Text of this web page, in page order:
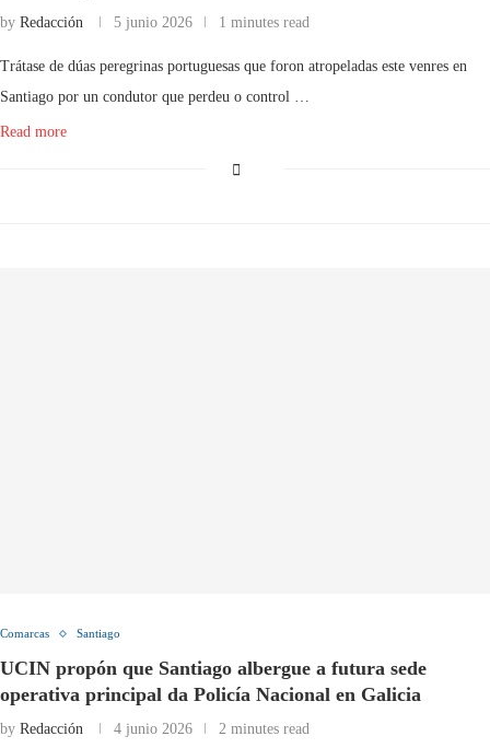
by Redacción 5 junio 2026 1 minutes read
Trátase de dúas peregrinas portuguesas que foron atropeladas este venres en
Santiago por un condutor que perdeu o control …
Read more
Comarcas Santiago
UCIN propón que Santiago albergue a futura sede
operativa principal da Policía Nacional en Galicia
by Redacción 4 junio 2026 2 minutes read